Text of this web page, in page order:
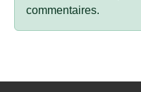
commentaires.